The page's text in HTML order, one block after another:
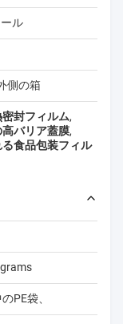
ル
側の箱
封フィルム,
バリア蓋膜,
食品包装フィル
PE袋、